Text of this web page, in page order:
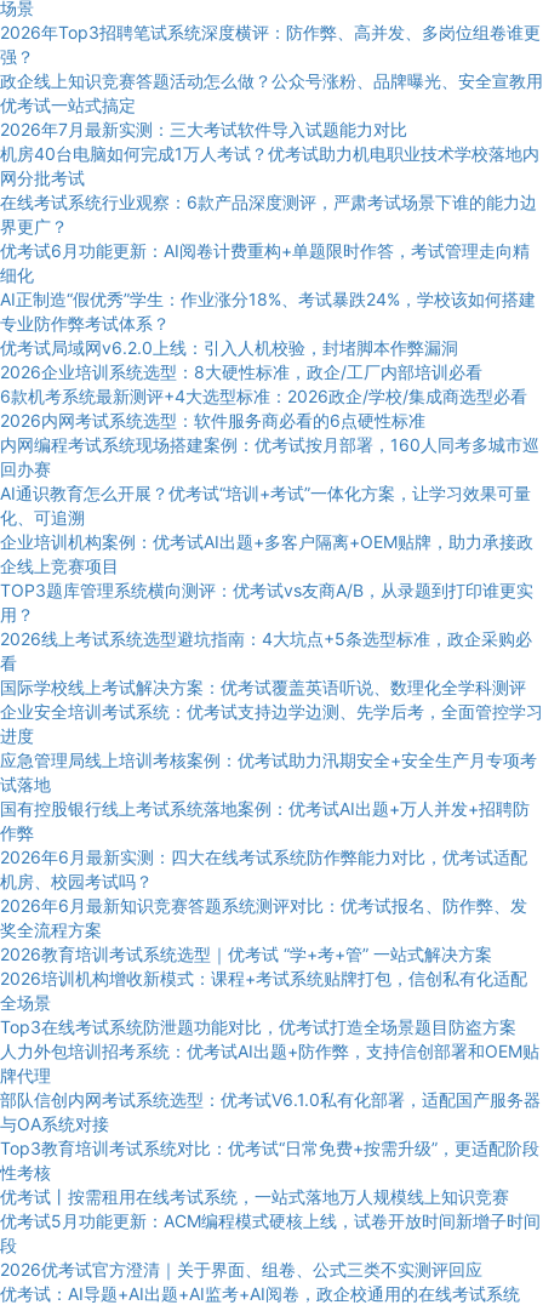
场景
2026年Top3招聘笔试系统深度横评：防作弊、高并发、多岗位组卷谁更
强？
政企线上知识竞赛答题活动怎么做？公众号涨粉、品牌曝光、安全宣教用
优考试一站式搞定
2026年7月最新实测：三大考试软件导入试题能力对比
机房40台电脑如何完成1万人考试？优考试助力机电职业技术学校落地内
网分批考试
在线考试系统行业观察：6款产品深度测评，严肃考试场景下谁的能力边
界更广？
优考试6月功能更新：AI阅卷计费重构+单题限时作答，考试管理走向精
细化
AI正制造“假优秀”学生：作业涨分18%、考试暴跌24%，学校该如何搭建
专业防作弊考试体系？
优考试局域网v6.2.0上线：引入人机校验，封堵脚本作弊漏洞
2026企业培训系统选型：8大硬性标准，政企/工厂内部培训必看
6款机考系统最新测评+4大选型标准：2026政企/学校/集成商选型必看
2026内网考试系统选型：软件服务商必看的6点硬性标准
内网编程考试系统现场搭建案例：优考试按月部署，160人同考多城市巡
回办赛
AI通识教育怎么开展？优考试“培训+考试”一体化方案，让学习效果可量
化、可追溯
企业培训机构案例：优考试AI出题+多客户隔离+OEM贴牌，助力承接政
企线上竞赛项目
TOP3题库管理系统横向测评：优考试vs友商A/B，从录题到打印谁更实
用？
2026线上考试系统选型避坑指南：4大坑点+5条选型标准，政企采购必
看
国际学校线上考试解决方案：优考试覆盖英语听说、数理化全学科测评
企业安全培训考试系统：优考试支持边学边测、先学后考，全面管控学习
进度
应急管理局线上培训考核案例：优考试助力汛期安全+安全生产月专项考
试落地
国有控股银行线上考试系统落地案例：优考试AI出题+万人并发+招聘防
作弊
2026年6月最新实测：四大在线考试系统防作弊能力对比，优考试适配
机房、校园考试吗？
2026年6月最新知识竞赛答题系统测评对比：优考试报名、防作弊、发
奖全流程方案
2026教育培训考试系统选型｜优考试 “学+考+管” 一站式解决方案
2026培训机构增收新模式：课程+考试系统贴牌打包，信创私有化适配
全场景
Top3在线考试系统防泄题功能对比，优考试打造全场景题目防盗方案
人力外包培训招考系统：优考试AI出题+防作弊，支持信创部署和OEM贴
牌代理
部队信创内网考试系统选型：优考试V6.1.0私有化部署，适配国产服务器
与OA系统对接
Top3教育培训考试系统对比：优考试“日常免费+按需升级”，更适配阶段
性考核
优考试丨按需租用在线考试系统，一站式落地万人规模线上知识竞赛
优考试5月功能更新：ACM编程模式硬核上线，试卷开放时间新增子时间
段
2026优考试官方澄清｜关于界面、组卷、公式三类不实测评回应
优考试：AI导题+AI出题+AI监考+AI阅卷，政企校通用的在线考试系统